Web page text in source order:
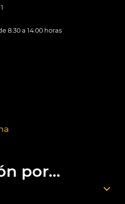
8:30 a 14:00 horas
por...